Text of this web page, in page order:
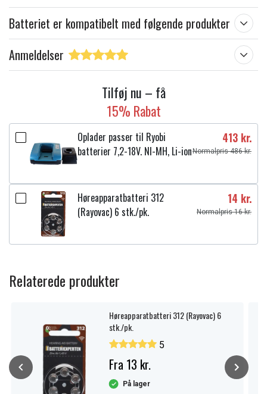
Batteriet er kompatibelt med følgende produkter
Anmeldelser
Tilføj nu – få
15% Rabat
Oplader passer til Ryobi
batterier 7,2-18V. NI-MH, Li-ion
413 kr.
Normalpris 486 kr.
Høreapparatbatteri 312
(Rayovac) 6 stk./pk.
14 kr.
Normalpris 16 kr.
Relaterede produkter
Høreapparatbatteri 312 (Rayovac) 6
stk./pk.
5
Fra 13 kr.
På lager